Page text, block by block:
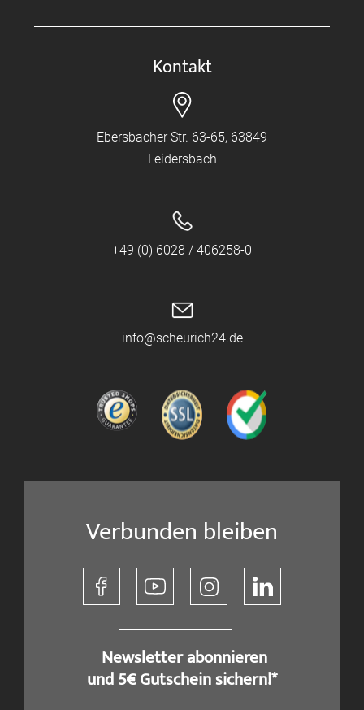
Kontakt
Ebersbacher Str. 63-65, 63849
Leidersbach
+49 (0) 6028 / 406258-0
info@scheurich24.de
Verbunden bleiben
​ Newsletter abonnieren
und 5€ Gutschein sichern!*